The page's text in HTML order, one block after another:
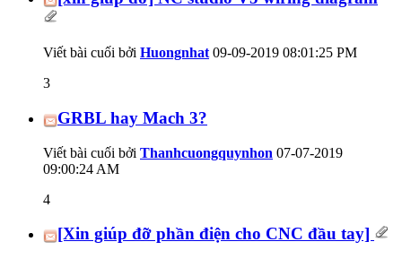
Viết bài cuối bởi Huongnhat 09-09-2019 08:01:25 PM
3
GRBL hay Mach 3?
Viết bài cuối bởi Thanhcuongquynhon 07-07-2019
09:00:24 AM
4
[Xin giúp đỡ phần điện cho CNC đầu tay]